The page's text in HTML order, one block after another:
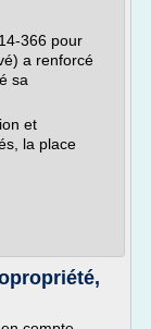
366 pour
a renforcé
sa
et
la place